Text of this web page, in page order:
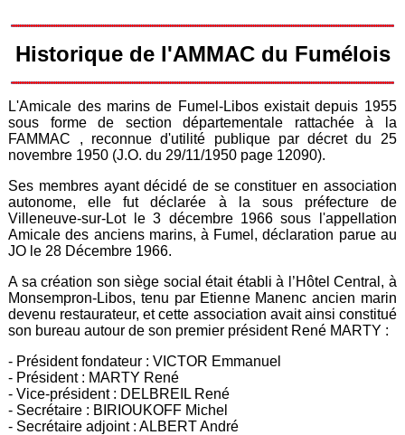
Historique de l'AMMAC du Fumélois
L'Amicale des marins de Fumel-Libos existait depuis 1955
sous forme de section départementale rattachée à la
FAMMAC , reconnue d'utilité publique par décret du 25
novembre 1950 (J.O. du 29/11/1950 page 12090).
Ses membres ayant décidé de se constituer en association
autonome, elle fut déclarée à la sous préfecture de
Villeneuve-sur-Lot le 3 décembre 1966 sous l'appellation
Amicale des anciens marins, à Fumel, déclaration parue au
JO le 28 Décembre 1966.
A sa création son siège social était établi à l’Hôtel Central, à
Monsempron-Libos, tenu par Etienne Manenc ancien marin
devenu restaurateur, et cette association avait ainsi constitué
son bureau autour de son premier président René MARTY :
- Président fondateur : VICTOR Emmanuel
- Président : MARTY René
- Vice-président : DELBREIL René
- Secrétaire : BIRIOUKOFF Michel
- Secrétaire adjoint : ALBERT André